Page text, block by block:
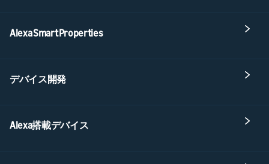
Alexa Smart Properties
デバイス開発
Alexa搭載デバイス